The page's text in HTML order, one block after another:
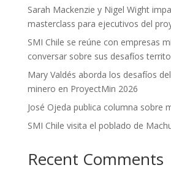
Sarah Mackenzie y Nigel Wight
masterclass para ejecutivos del
SMI Chile se reúne con empresas
conversar sobre sus desafíos
Mary Valdés aborda los desafíos
minero en ProyectMin 2026
José Ojeda publica columna sobre
SMI Chile visita el poblado de
Recent Comments